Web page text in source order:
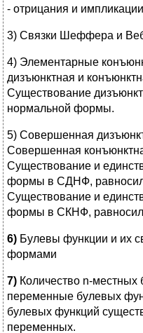
- отрицания и
3) Связки Шеффера и
4) Элементарные
дизъюнктная и
Существование
нормальной формы.
5) Совершенная
Совершенная
Существование и
формы в СДНФ,
Существование и
формы в СКНФ,
6) Булевы функции и их
формами
7) Количество n-
переменные булевых
булевых функций
переменных.